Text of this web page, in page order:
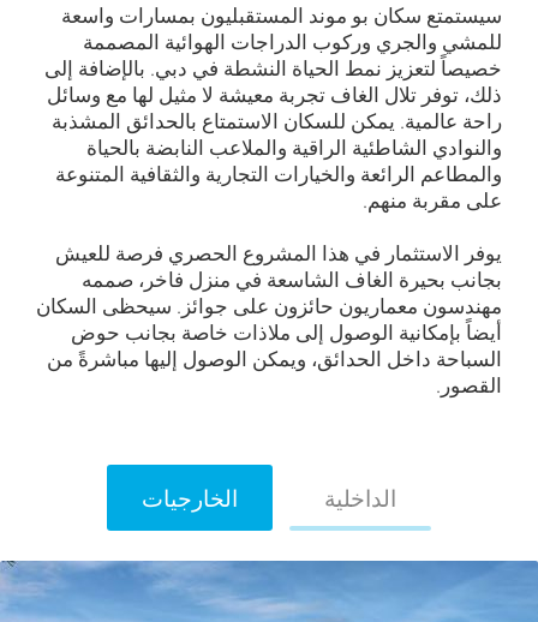
سيستمتع سكان بو موند المستقبليون بمسارات واسعة
للمشي والجري وركوب الدراجات الهوائية المصممة
خصيصاً لتعزيز نمط الحياة النشطة في دبي. بالإضافة إلى
ذلك، توفر تلال الغاف تجربة معيشة لا مثيل لها مع وسائل
راحة عالمية. يمكن للسكان الاستمتاع بالحدائق المشذبة
والنوادي الشاطئية الراقية والملاعب النابضة بالحياة
والمطاعم الرائعة والخيارات التجارية والثقافية المتنوعة
على مقربة منهم.
يوفر الاستثمار في هذا المشروع الحصري فرصة للعيش
بجانب بحيرة الغاف الشاسعة في منزل فاخر، صممه
مهندسون معماريون حائزون على جوائز. سيحظى السكان
أيضاً بإمكانية الوصول إلى ملاذات خاصة بجانب حوض
السباحة داخل الحدائق، ويمكن الوصول إليها مباشرةً من
القصور.
الخارجيات الداخلية